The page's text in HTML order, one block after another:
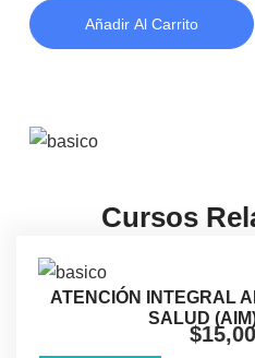
Añadir Al Carrito
Cursos
ATENCIÓN INTEGRAL
SALUD
$